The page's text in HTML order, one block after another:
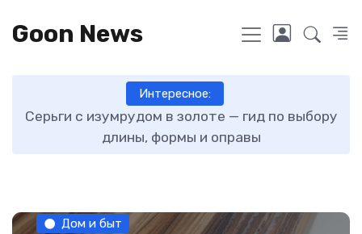
Goon News
Интересное:
Серьги с изумрудом в золоте — гид по выбору
длины, формы и оправы
Дом и быт